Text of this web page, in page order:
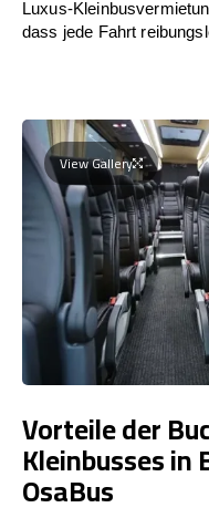
Luxus-
dass jede Fahrt
View Gallery
Vorteile der
Kleinbusses
OsaBus